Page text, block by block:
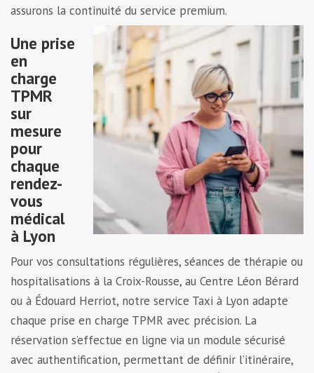
assurons la continuité du service premium.
Une prise
en
charge
TPMR
sur
mesure
pour
chaque
rendez-
vous
médical
à Lyon
Pour vos consultations régulières, séances de thérapie ou
hospitalisations à la Croix-Rousse, au Centre Léon Bérard
ou à Édouard Herriot, notre service Taxi à Lyon adapte
chaque prise en charge TPMR avec précision. La
réservation s’effectue en ligne via un module sécurisé
avec authentification, permettant de définir l’itinéraire,